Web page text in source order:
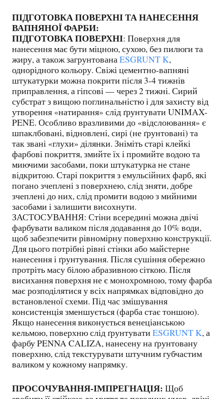
ПІДГОТОВКА ПОВЕРХНІ ТА НАНЕСЕННЯ
ВАПНЯНОЇ ФАРБИ:
ПІДГОТОВКА ПОВЕРХНІ: Поверхня для
нанесення має бути міцною, сухою, без пилюги та
жиру, а також загрунтованаESGRUNT K,
однорідного кольору. Свіжі цементно-вапняні
штукатурки можна покрити після 3-4 тижнів
приправлення, а гіпсові — через 2 тижні. Сирий
субстрат з вищою поглинальністю і для захисту від
утворення «натирання» слід ґрунтувати UNIMAX-
PENE. Особливо вразливими до «відслоювання» є
шпаклбовані, відновлені, сирі (не ґрунтовані) та
так звані «глухи» ділянки. Зніміть старі клейкі
фарбові покриття, змийте їх і промийте водою та
миючими засобами, поки штукатурка не стане
відкритою. Старі покриття з емульсійних фарб, які
погано зчеплені з поверхнею, слід зняти, добре
зчеплені до них, слід промити водою з мийними
засобами і залишити висохнути.
ЗАСТОСУВАННЯ: Стіни всередині можна двічі
фарбувати валиком після додавання до 10% води,
щоб забезпечити рівномірну поверхню конструкції.
Для цього потрібні рівні стінки або майстерне
нанесення і ґрунтування. Після сушіння обережно
протріть масу білою абразивною сіткою. Після
висихання поверхня не є монохромною, тому фарба
має розподілятися у всіх напрямках відповідно до
встановленої схеми. Під час змішування
консистенція зменшується (фарба стає тоншою).
Якщо нанесення виконується венеціанською
кельмою, поверхню слід ґрунтувати ESGRUNT K, а
фарбу PENNA CALIZA, нанесену на ґрунтовану
поверхню, слід текстурувати штучним губчастим
валиком у кожному напрямку.
ПРОСОЧУВАННЯ-ІМПРЕГНАЦІЯ: Щоб